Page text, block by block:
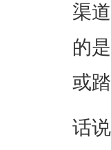
渠
的
或
话